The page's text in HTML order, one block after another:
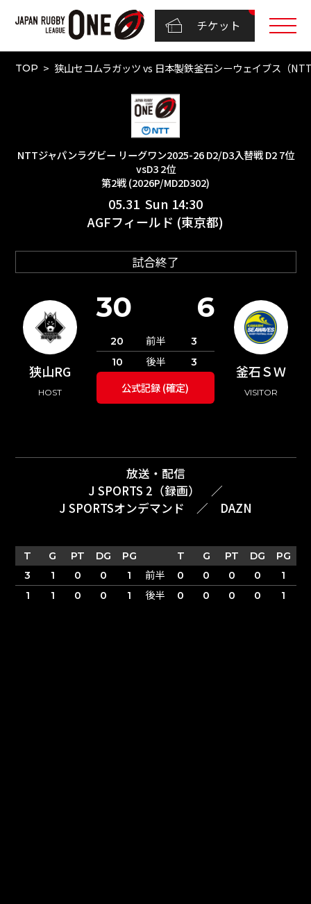
チケット
TOP 狭山セコムラガッツ vs 日本製鉄釜石シーウェイブス（
NTTジャパンラグビー リーグワン2025-26 D2/D3入替戦 D2 7位
vsD3 2位
第2戦 (2026P/MD2D302)
05.31 Sun 14:30
AGFフィールド (東京都)
試合終了
狭山RG
HOST
釜石ＳＷ
VISITOR
30 6
20 前半
3
10
後半 3
公式記録 (確定)
放送・配信
J SPORTS 2（録画）
／
J SPORTSオンデマンド
／ DAZN
T G PT DG PG T G PT DG
PG
3
1 0 0 1 前半 0 0 0 0
1
1
1 0 0 1 後半 0 0 0 0 1